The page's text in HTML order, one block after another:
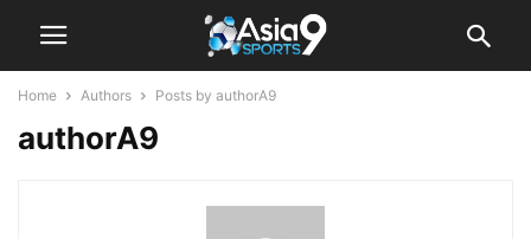
Home Authors Posts by authorA9
authorA9